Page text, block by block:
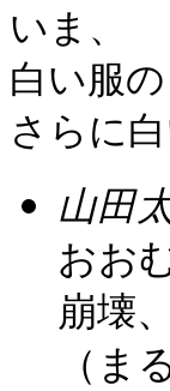
いま、
白い服
さらに
山田
おお
崩壊、
（ま